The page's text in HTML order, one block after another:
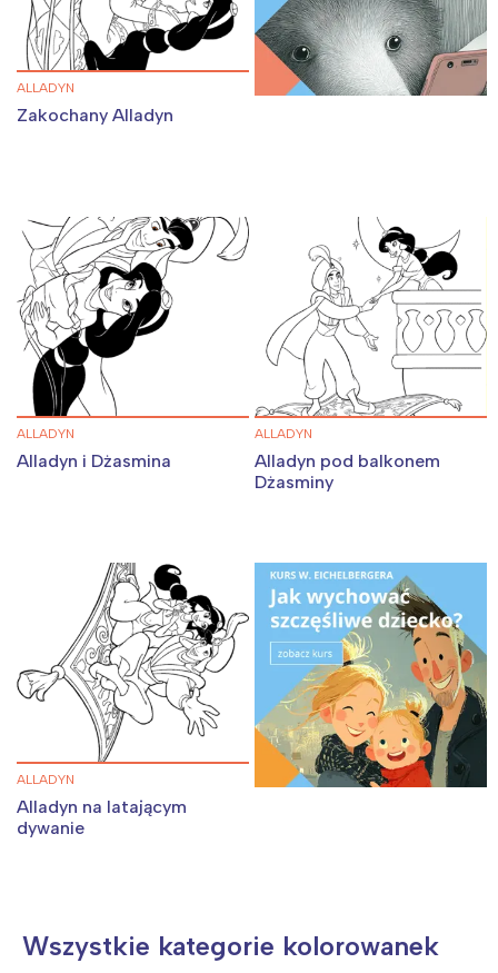
ALLADYN
Zakochany Alladyn
ALLADYN
Alladyn i Dżasmina
ALLADYN
Alladyn pod balkonem
Dżasminy
ALLADYN
Alladyn na latającym
dywanie
Wszystkie kategorie kolorowanek